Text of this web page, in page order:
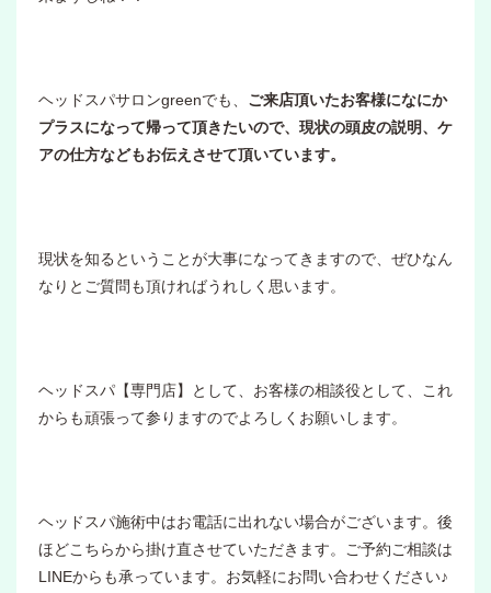
ヘッドスパサロンgreenでも、 ご来店頂いたお客様になにか
プラスになって帰って頂きたいので、現状の頭皮の説明、ケ
アの仕方などもお伝えさせて頂いています。
現状を知るということが大事になってきますので、ぜひなん
なりとご質問も頂ければうれしく思います。
ヘッドスパ【専門店】として、お客様の相談役として、これ
からも頑張って参りますのでよろしくお願いします。
ヘッドスパ施術中はお電話に出れない場合がございます。後
ほどこちらから掛け直させていただきます。ご予約ご相談は
LINEからも承っています。お気軽にお問い合わせください♪